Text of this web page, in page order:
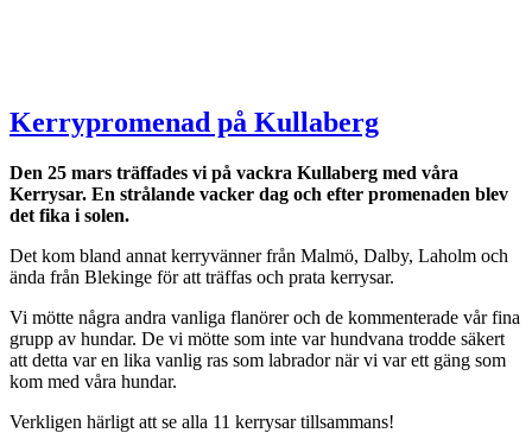
Kerrypromenad på Kullaberg
Den 25 mars träffades vi på vackra Kullaberg med våra
Kerrysar. En strålande vacker dag och efter promenaden blev
det fika i solen.
Det kom bland annat kerryvänner från Malmö, Dalby, Laholm och
ända från Blekinge för att träffas och prata kerrysar.
Vi mötte några andra vanliga flanörer och de kommenterade vår fina
grupp av hundar. De vi mötte som inte var hundvana trodde säkert
att detta var en lika vanlig ras som labrador när vi var ett gäng som
kom med våra hundar.
Verkligen härligt att se alla 11 kerrysar tillsammans!